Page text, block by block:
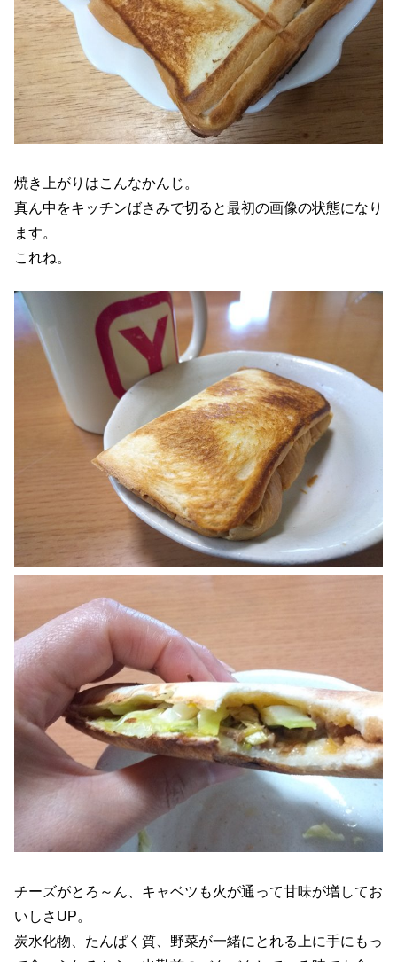
焼き上がりはこんなかんじ。
真ん中をキッチンばさみで切ると最初の画像の状態になり
ます。
これね。
チーズがとろ～ん、キャベツも火が通って甘味が増してお
いしさUP。
炭水化物、たんぱく質、野菜が一緒にとれる上に手にもっ